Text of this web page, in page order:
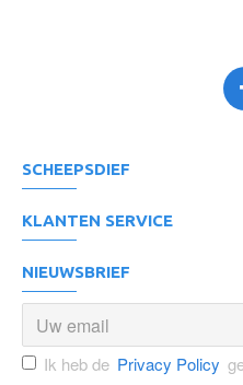
SCHEEPSDIEF
KLANTEN SERVICE
NIEUWSBRIEF
Ik heb de Privacy Policy